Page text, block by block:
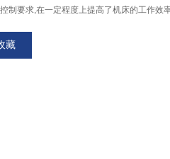
制要求,在一定程度上提高了机床的工作效率
藏